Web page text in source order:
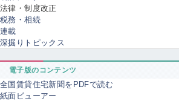
法律・制度改正
税務・相続
連載
深掘りトピックス
電子版のコンテンツ
全国賃貸住宅新聞をPDFで読む
紙面ビューアー